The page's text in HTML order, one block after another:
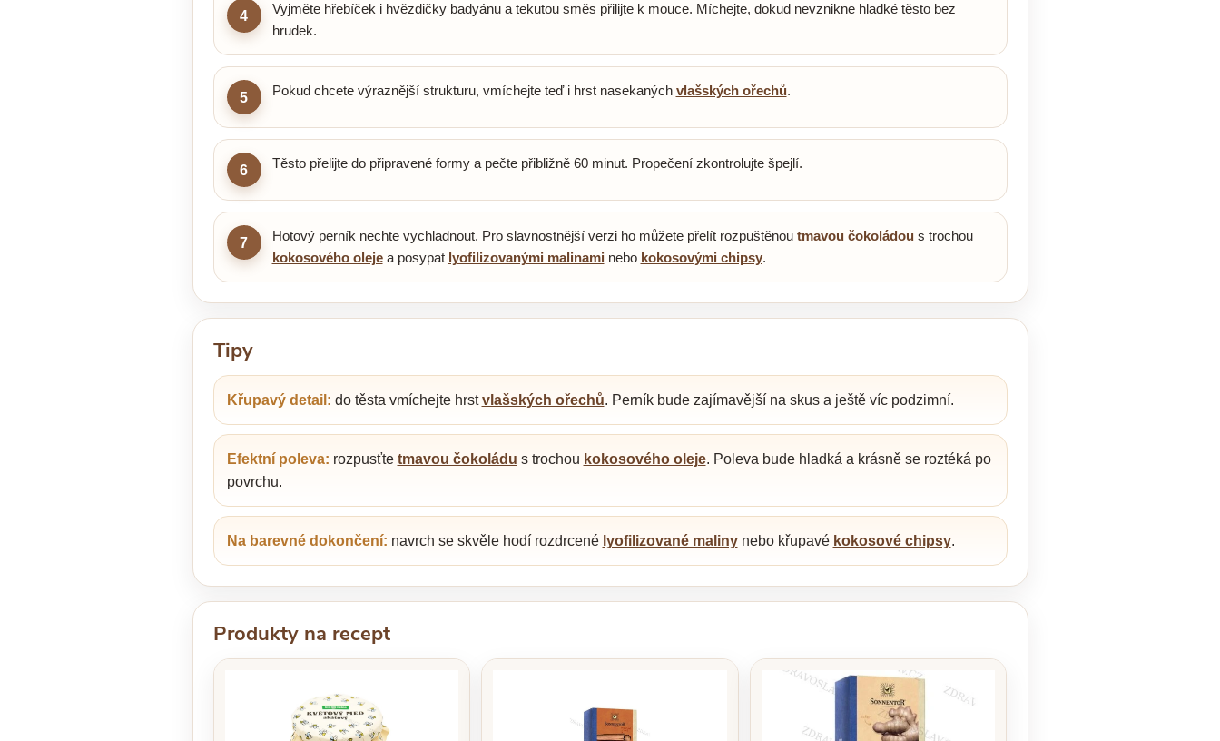
4
Vyjměte hřebíček i hvězdičky badyánu a tekutou směs přilijte k mouce. Míchejte, dokud nevznikne hladké těsto bez
hrudek.
5 Pokud chcete výraznější strukturu, vmíchejte teď i hrst nasekaných vlašských ořechů.
6 Těsto přelijte do připravené formy a pečte přibližně 60 minut. Propečení zkontrolujte špejlí.
7 Hotový perník nechte vychladnout. Pro slavnostnější verzi ho můžete přelít rozpuštěnou tmavou čokoládous trochou
kokosového olejea posypat lyofilizovanými malinaminebo kokosovými chipsy.
Tipy
Křupavý detail: do těsta vmíchejte hrstvlašských ořechů. Perník bude zajímavější na skus a ještě víc podzimní.
Efektní poleva: rozpusťte tmavou čokoládu s trochou kokosového oleje. Poleva bude hladká a krásně se roztéká po
povrchu.
Na barevné dokončení: navrch se skvěle hodí rozdrcené lyofilizované malinynebo křupavé kokosové chipsy.
Produkty na recept